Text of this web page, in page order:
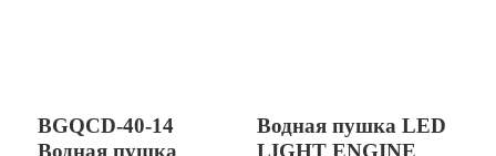
BGQCD-40-14
Водная пушка
Водная пушка LED
LIGHT ENGINE